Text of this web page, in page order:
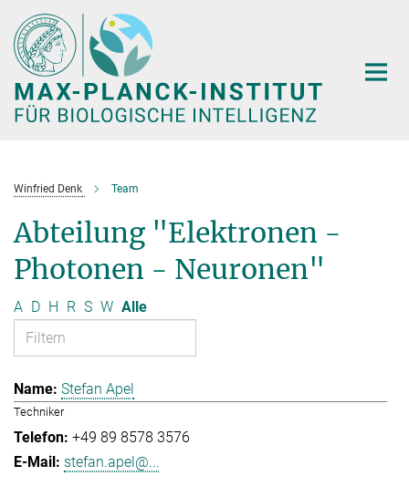
Hauptinhalt
Winfried Denk Team
Abteilung "Elektronen -
Photonen - Neuronen"
A D H R S W Alle
Stefan Apel
Techniker
+49 89 8578 3576
stefan.apel@...